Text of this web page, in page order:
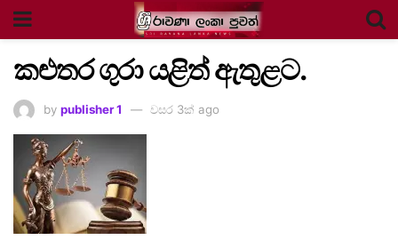
කළුතර ගුරා යළිත් ඇතුළට.
by publisher 1 වසර 3ක් ago